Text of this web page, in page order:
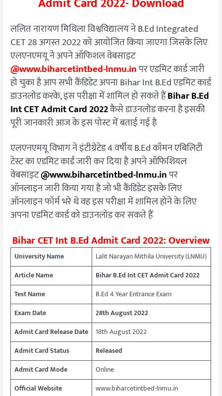
ललित नारायण मिथिला विश्वविद्यालय ने B.Ed Integrated
CET 28 अगस्त 2022 को आयोजित किया जाएगा जिसके लिए
एलएनएमयू ने अपने ऑफिशल वेबसाइट
@www.biharcetintbed-lnmu.inपर एडमिट कार्ड जारी
हो चुका है आप सभी कैंडिडेट अपना Bihar Int B.Ed एडमिट कार्ड
डाउनलोड करके, इस परीक्षा में शामिल हो सकते हैंBihar B.Ed
Int CET Admit Card 2022कैसे डाउनलोड करना है इसकी
पूरी जानकारी आज के इस पोस्ट में बताई गई है
एलएनएमयू विभाग ने इंटीग्रेटेड 4 वर्षीय B.Ed कॉमन एबिलिटी
टेस्ट का एडमिट कार्ड जारी कर दिया है अपने ऑफिशियल
वेबसाइट@www.biharcetintbed-lnmu.inपर
ऑनलाइन जारी किया गया है जो भी कैंडिडेट इसके लिए
ऑनलाइन फॉर्म भरे थे वह इस परीक्षा में शामिल होने के लिए
अपना एडमिट कार्ड को डाउनलोड कर सकते हैं
Bihar CET Int B.Ed Admit Card 2022: Overview
University Name
Lalit Narayan Mithila University (LNMU)
Article Name
Bihar B.Ed Int CET Admit Card 2022
Test Name
B.Ed 4 Year Entrance Exam
Exam Date
28th August 2022
Admit Card Release Date
18th August 2022
Admit Card Status
Released
Admit Card Mode
Online
Official Website
www.biharcetintbed-lnmu.in